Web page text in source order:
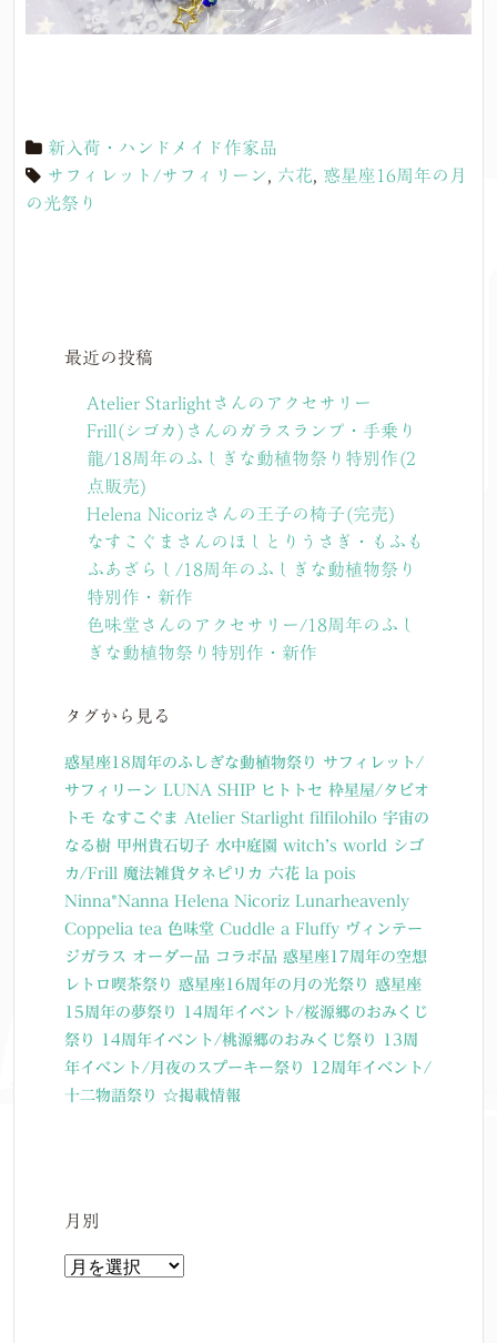
新入荷・ハンドメイド作家品
サフィレット/サフィリーン
六花
惑星座16周年の月
の光祭り
最近の投稿
Atelier Starlightさんのアクセサリー
Frill(シゴカ)さんのガラスランプ・手乗り
龍/18周年のふしぎな動植物祭り特別作(2
点販売)
Helena Nicorizさんの王子の椅子(完売)
なすこぐまさんのほしとりうさぎ・もふも
ふあざらし/18周年のふしぎな動植物祭り
特別作・新作
色味堂さんのアクセサリー/18周年のふし
ぎな動植物祭り特別作・新作
タグから見る
惑星座18周年のふしぎな動植物祭り
サフィレット/
サフィリーン LUNA SHIP ヒトトセ 枠星屋/タビオ
トモ なすこぐま Atelier Starlight filfilohilo 宇宙の
なる樹 甲州貴石切子 水中庭園 witch’s world
シゴ
カ/Frill 魔法雑貨タネピリカ 六花 la pois
Ninna*Nanna Helena Nicoriz Lunarheavenly
Coppelia tea 色味堂 Cuddle a Fluffy ヴィンテー
ジガラス オーダー品 コラボ品 惑星座17周年の空想
レトロ喫茶祭り 惑星座16周年の月の光祭り 惑星座
15周年の夢祭り
14周年イベント/桜源郷のおみくじ
祭り
14周年イベント/桃源郷のおみくじ祭り
13周
年イベント/月夜のスプーキー祭り
12周年イベント/
十二物語祭り ☆掲載情報
月別
月